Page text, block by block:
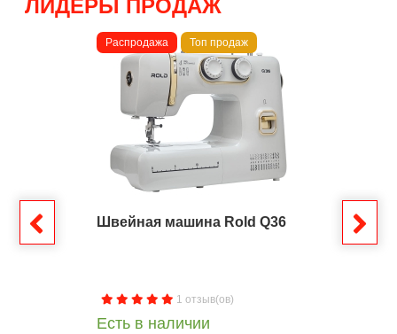
ЛИДЕРЫ ПРОДАЖ
Распродажа Топ продаж
Швейная машина Rold Q36
1 отзыв(ов)
Есть в наличии